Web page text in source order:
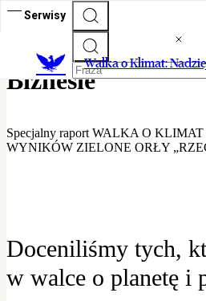
Serwisy
Walka o Klimat:
Walka o Klimat -
Biznesie
Specjalny raport WALKA O
WYNIKÓW ZIELONE ORŁY
Doceniliśmy tych,
w walce o planetę i